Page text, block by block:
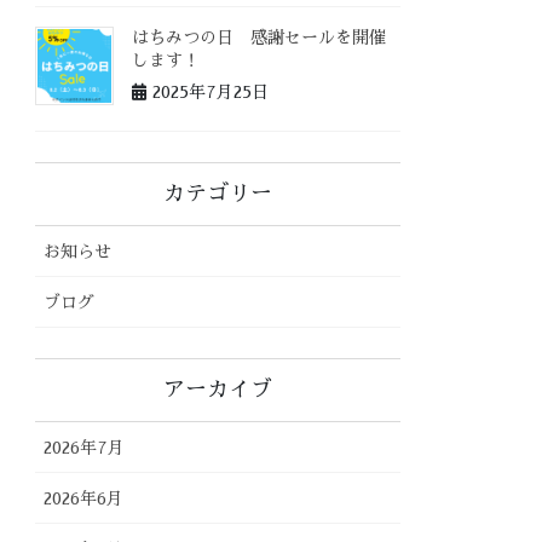
はちみつの日 感謝セールを開催
します！
2025年7月25日
カテゴリー
お知らせ
ブログ
アーカイブ
2026年7月
2026年6月